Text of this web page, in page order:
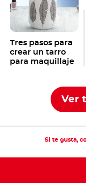
Tres pasos para
crear un tarro
para maquillaje
Ver
Si te gusta,